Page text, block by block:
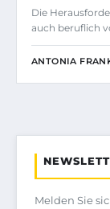
Die
auch beruflich
ANTONIA
Melden Sie